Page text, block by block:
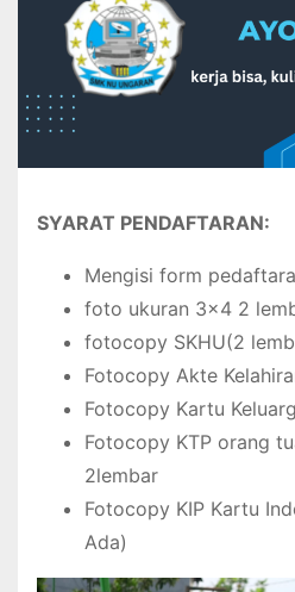
SYARAT PENDAFTARAN:
Mengisi form
foto ukuran 3×4 2
fotocopy SKHU(2
Fotocopy Akte
Fotocopy Kartu
Fotocopy KTP orang
2lembar
Fotocopy KIP Kartu
Ada)